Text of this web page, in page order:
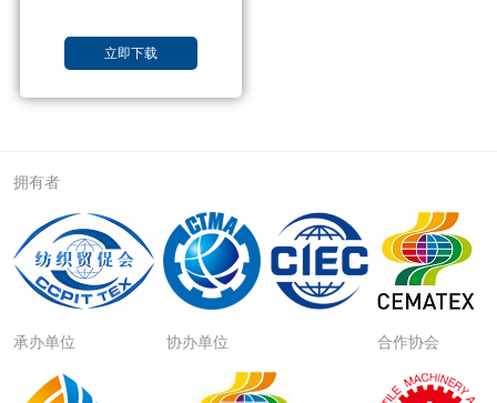
立即下载
拥有者
承办单位 协办单位 合作协会